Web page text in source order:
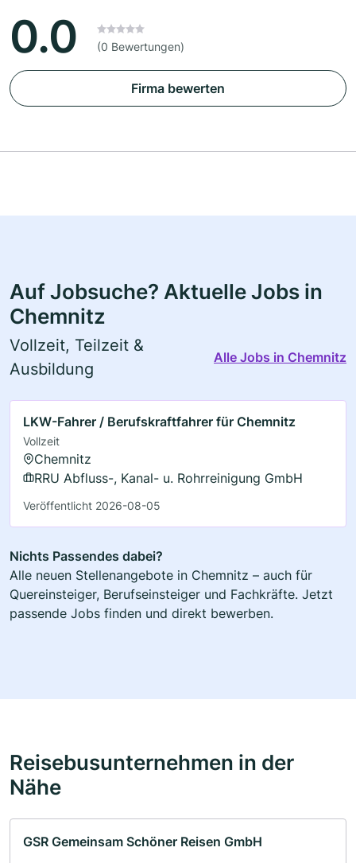
0.0 (0 Bewertungen)
Firma bewerten
Auf Jobsuche? Aktuelle Jobs in
Chemnitz
Vollzeit, Teilzeit &
Ausbildung
Alle Jobs in Chemnitz
LKW-Fahrer / Berufskraftfahrer für Chemnitz
Vollzeit
Chemnitz
RRU Abfluss-, Kanal- u. Rohrreinigung GmbH
Veröffentlicht 2026-08-05
Nichts Passendes dabei?
Alle neuen Stellenangebote in Chemnitz – auch für
Quereinsteiger, Berufseinsteiger und Fachkräfte. Jetzt
passende Jobs finden und direkt bewerben.
Reisebusunternehmen in der
Nähe
GSR Gemeinsam Schöner Reisen GmbH